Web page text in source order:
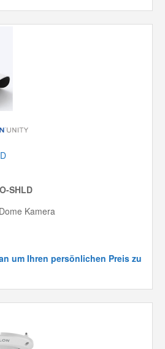
SHLD
Kamera
um Ihren persönlichen Preis zu